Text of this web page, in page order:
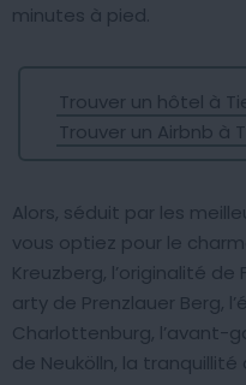
minutes à pied.
Trouver un hôtel à
Trouver un Airbnb à
Alors, séduit par les
vous optiez pour le
Kreuzberg, l’originalité de
arty de Prenzlauer Berg,
Charlottenburg, l’avant-
de Neukölln, la